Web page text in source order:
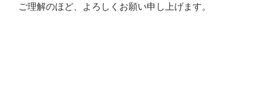
ご理解のほど、よろしくお願い申し上げます。